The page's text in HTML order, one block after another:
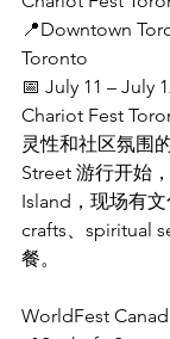
📍Downtown
Toronto
📅 July 11 – July
Chariot Fest
灵性和社区氛围
Street 游行开始
Island，现场有
crafts、spiritual
餐。
WorldFest